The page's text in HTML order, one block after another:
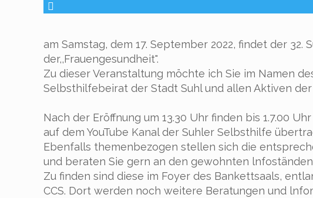
am Samstag, dem 17. September 2022, findet der
der,,Frauengesundheit".
Zu dieser Veranstaltung möchte ich Sie im Namen
Selbsthilfebeirat der Stadt Suhl und allen Aktiven
Nach der Eröffnung um 13.30 Uhr finden bis 1.7.00
auf dem YouTube Kanal der Suhler Selbsthilfe
Ebenfalls themenbezogen stellen sich die
und beraten Sie gern an den gewohnten
Zu finden sind diese im Foyer des Bankettsaals,
CCS. Dort werden noch weitere Beratungen und